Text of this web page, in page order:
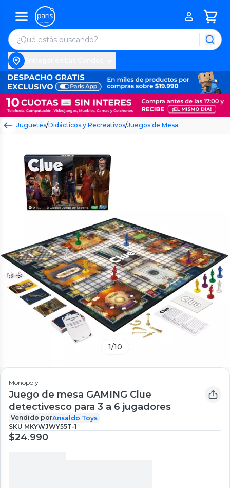
Juguetes/Didácticos y Recreativos/Juegos de Mesa
1/10
Monopoly
Juego de mesa GAMING Clue
detectivesco para 3 a 6 jugadores
Vendido porAnsaldo Toys
SKU MKYWJWY55T-1
$24.990